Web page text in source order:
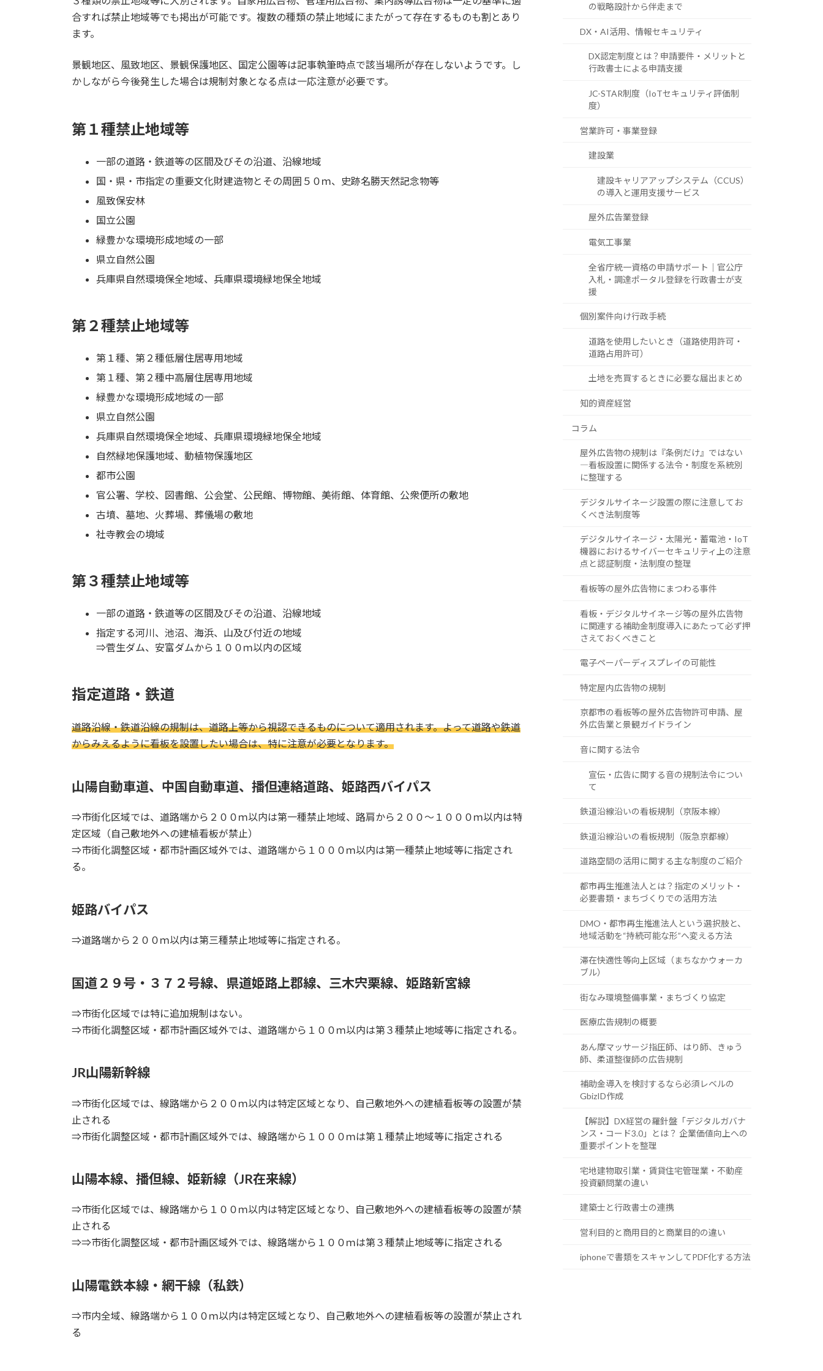
合すれば禁止地域等でも掲出が可能です。複数の種類の禁止地域にまたがって存在するものも割とあり
ます。
景観地区、風致地区、景観保護地区、国定公園等は記事執筆時点で該当場所が存在しないようです。し
かしながら今後発生した場合は規制対象となる点は一応注意が必要です。
第１種禁止地域等
一部の道路・鉄道等の区間及びその沿道、沿線地域
国・県・市指定の重要文化財建造物とその周囲５０ｍ、史跡名勝天然記念物等
風致保安林
国立公園
緑豊かな環境形成地域の一部
県立自然公園
兵庫県自然環境保全地域、兵庫県環境緑地保全地域
第２種禁止地域等
第１種、第２種低層住居専用地域
第１種、第２種中高層住居専用地域
緑豊かな環境形成地域の一部
県立自然公園
兵庫県自然環境保全地域、兵庫県環境緑地保全地域
自然緑地保護地域、動植物保護地区
都市公園
官公署、学校、図書館、公会堂、公民館、博物館、美術館、体育館、公衆便所の敷地
古墳、墓地、火葬場、葬儀場の敷地
社寺教会の境域
第３種禁止地域等
一部の道路・鉄道等の区間及びその沿道、沿線地域
指定する河川、池沼、海浜、山及び付近の地域
⇒菅生ダム、安富ダムから１００ｍ以内の区域
指定道路・鉄道
道路沿線・鉄道沿線の規制は、道路上等から視認できるものについて適用されます。よって道路や鉄道
からみえるように看板を設置したい場合は、特に注意が必要となります。
山陽自動車道、中国自動車道、播但連絡道路、姫路西バイパス
⇒市街化区域では、道路端から２００ｍ以内は第一種禁止地域、路肩から２００～１０００ｍ以内は特
定区域（自己敷地外への建植看板が禁止）
⇒市街化調整区域・都市計画区域外では、道路端から１０００ｍ以内は第一種禁止地域等に指定され
る。
姫路バイパス
⇒道路端から２００ｍ以内は第三種禁止地域等に指定される。
国道２９号・３７２号線、県道姫路上郡線、三木宍栗線、姫路新宮線
⇒市街化区域では特に追加規制はない。
⇒市街化調整区域・都市計画区域外では、道路端から１００ｍ以内は第３種禁止地域等に指定される。
JR山陽新幹線
⇒市街化区域では、線路端から２００ｍ以内は特定区域となり、自己敷地外への建植看板等の設置が禁
止される
⇒市街化調整区域・都市計画区域外では、線路端から１０００ｍは第１種禁止地域等に指定される
山陽本線、播但線、姫新線（JR在来線）
⇒市街化区域では、線路端から１００ｍ以内は特定区域となり、自己敷地外への建植看板等の設置が禁
止される
⇒⇒市街化調整区域・都市計画区域外では、線路端から１００ｍは第３種禁止地域等に指定される
山陽電鉄本線・網干線（私鉄）
⇒市内全域、線路端から１００ｍ以内は特定区域となり、自己敷地外への建植看板等の設置が禁止され
る
の戦略設計から伴走まで
DX・AI活用、情報セキュリティ
DX認定制度とは？申請要件・メリットと
行政書士による申請支援
JC-STAR制度（IoTセキュリティ評価制
度）
営業許可・事業登録
建設業
建設キャリアアップシステム（CCUS）
の導入と運用支援サービス
屋外広告業登録
電気工事業
全省庁統一資格の申請サポート｜官公庁
入札・調達ポータル登録を行政書士が支
援
個別案件向け行政手続
道路を使用したいとき（道路使用許可・
道路占用許可）
土地を売買するときに必要な届出まとめ
知的資産経営
コラム
屋外広告物の規制は『条例だけ』ではない
―看板設置に関係する法令・制度を系統別
に整理する
デジタルサイネージ設置の際に注意してお
くべき法制度等
デジタルサイネージ・太陽光・蓄電池・IoT
機器におけるサイバーセキュリティ上の注意
点と認証制度・法制度の整理
看板等の屋外広告物にまつわる事件
看板・デジタルサイネージ等の屋外広告物
に関連する補助金制度導入にあたって必ず押
さえておくべきこと
電子ペーパーディスプレイの可能性
特定屋内広告物の規制
京都市の看板等の屋外広告物許可申請、屋
外広告業と景観ガイドライン
音に関する法令
宣伝・広告に関する音の規制法令につい
て
鉄道沿線沿いの看板規制（京阪本線）
鉄道沿線沿いの看板規制（阪急京都線）
道路空間の活用に関する主な制度のご紹介
都市再生推進法人とは？指定のメリット・
必要書類・まちづくりでの活用方法
DMO・都市再生推進法人という選択肢と、
地域活動を“持続可能な形”へ変える方法
滞在快適性等向上区域（まちなかウォーカ
ブル）
街なみ環境整備事業・まちづくり協定
医療広告規制の概要
あん摩マッサージ指圧師、はり師、きゅう
師、柔道整復師の広告規制
補助金導入を検討するなら必須レベルの
GbizID作成
【解説】DX経営の羅針盤「デジタルガバナ
ンス・コード3.0」とは？ 企業価値向上への
重要ポイントを整理
宅地建物取引業・賃貸住宅管理業・不動産
投資顧問業の違い
建築士と行政書士の連携
営利目的と商用目的と商業目的の違い
iphoneで書類をスキャンしてPDF化する方法